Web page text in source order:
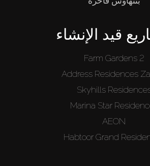
قيد الإنشاء
Farm Gardens 2
Address Residences
Skyhills
Marina Star
AEON
Habtoor Grand